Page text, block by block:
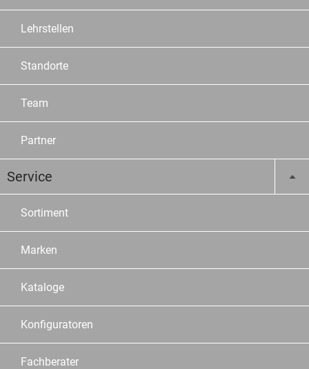
Lehrstellen
Standorte
Team
Partner
Service
Sortiment
Marken
Kataloge
Konfiguratoren
Fachberater